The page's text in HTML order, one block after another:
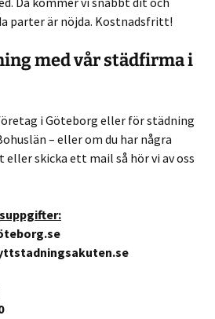
parter är nöjda. Kostnadsfritt!
med vår städfirma i
i Göteborg eller för städning
– eller om du har några
skicka ett mail så hör vi av oss